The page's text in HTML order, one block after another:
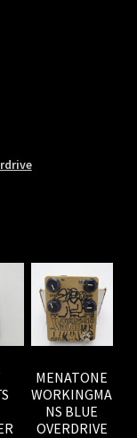
MENATONE
WORKINGMA
NS BLUE
OVERDRIVE